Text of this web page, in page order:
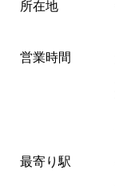
所在地
営業時間
最寄り駅